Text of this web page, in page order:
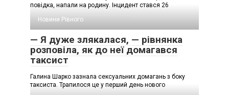
повідка, напали на родину. Інцидент стався 26
Новини Рівного
— Я дуже злякалася, — рівнянка
розповіла, як до неї домагався
таксист
Галина Шарко зазнала сексуальних домагань з боку
таксиста. Трапилося це у перший день нового